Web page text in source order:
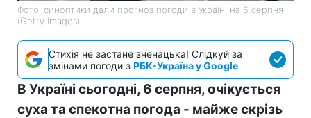
Фото: синоптики дали прогноз погоди в Україні на 6 серпня
(Getty Images)
Стихія не застане зненацька! Слідкуй за
змінами погоди з РБК-Україна у Google
В Україні сьогодні, 6 серпня, очікується
суха та спекотна погода - майже скрізь